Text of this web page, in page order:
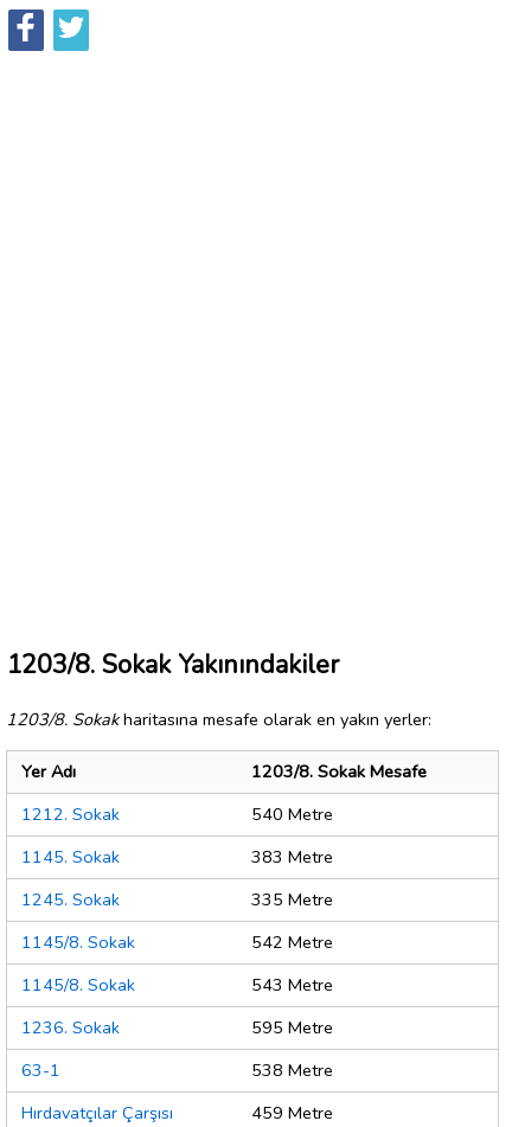
1203/8. Sokak Yakınındakiler
1203/8. Sokakharitasına mesafe olarak en yakın yerler:
Yer Adı
1203/8. Sokak Mesafe
1212. Sokak
540 Metre
1145. Sokak
383 Metre
1245. Sokak
335 Metre
1145/8. Sokak
542 Metre
1145/8. Sokak
543 Metre
1236. Sokak
595 Metre
63-1
538 Metre
Hırdavatçılar Çarşısı
459 Metre